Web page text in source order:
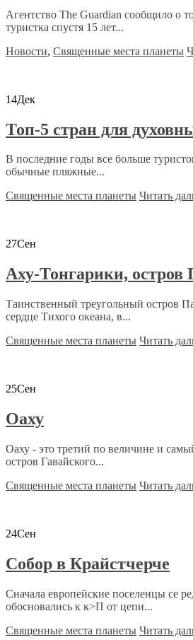
Агентство The Guardian сообщило о
туристка спустя 15 лет...
Новости, Священные места планеты
14Дек
Топ-5 стран для
В последние годы все больше
обычные пляжные...
Священные места планеты Читать
27Сен
Аху-Тонгарики, остров
Таинственный треугольный остров
сердце Тихого океана, в...
Священные места планеты Читать
25Сен
Оаху
Оаху - это третий по величине и
остров Гавайского...
Священные места планеты Читать
24Сен
Собор в Крайстчерче
Сначала европейские поселенцы се
обосновались к к>П от цепи...
Священные места планеты Читать